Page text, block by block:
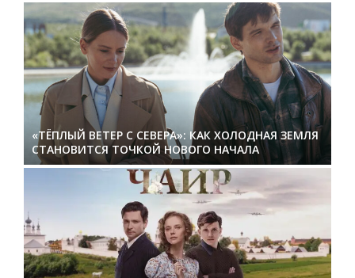
«ТЁПЛЫЙ ВЕТЕР С СЕВЕРА»: КАК ХОЛОДНАЯ ЗЕМЛЯ
СТАНОВИТСЯ ТОЧКОЙ НОВОГО НАЧАЛА